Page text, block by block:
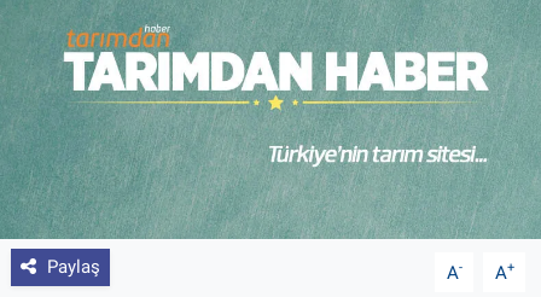
Paylaş A- A+
Yetiştirici Soruyor
Dünyada Tarım
Üretici Birlikleri
Şeker ve Şekerli Mamüller
Tahıllar ve Baklagiller